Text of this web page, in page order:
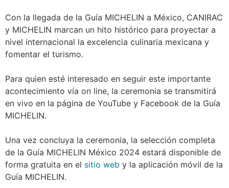
Con la llegada de la Guía MICHELIN a México, CANIRAC
y MICHELIN marcan un hito histórico para proyectar a
nivel internacional la excelencia culinaria mexicana y
fomentar el turismo.
Para quien esté interesado en seguir este importante
acontecimiento vía on line, la ceremonia se transmitirá
en vivo en la página de YouTube y Facebook de la Guía
MICHELIN.
Una vez concluya la ceremonia, la selección completa
de la Guía MICHELIN México 2024 estará disponible de
forma gratuita en el sitio web y la aplicación móvil de la
Guía MICHELIN.